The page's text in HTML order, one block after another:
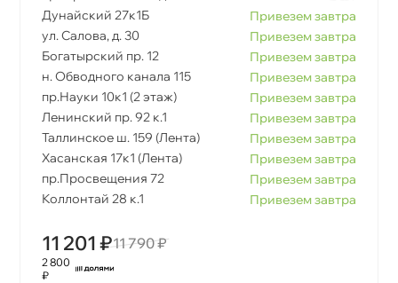
Дунайский 27к1Б
Привезем завтра
ул. Салова, д. 30
Привезем завтра
Богатырский пр. 12
Привезем завтра
н. Обводного канала 115
Привезем завтра
пр.Науки 10к1 (2 этаж)
Привезем завтра
Ленинский пр. 92 к.1
Привезем завтра
Таллинское ш. 159 (Лента)
Привезем завтра
Хасанская 17к1 (Лента)
Привезем завтра
пр.Просвещения 72
Привезем завтра
Коллонтай 28 к.1
Привезем завтра
11 201 ₽11 790 ₽
2 800
₽